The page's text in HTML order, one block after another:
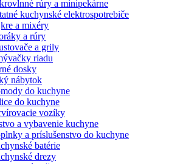
rúry a minipekárne
kuchynské elektrospotrebiče
a mixéry
a rúry
a grily
riadu
dosky
nábytok
do kuchyne
do kuchyne
vozíky
a vybavenie kuchyne
a príslušenstvo do kuchyne
batérie
drezy